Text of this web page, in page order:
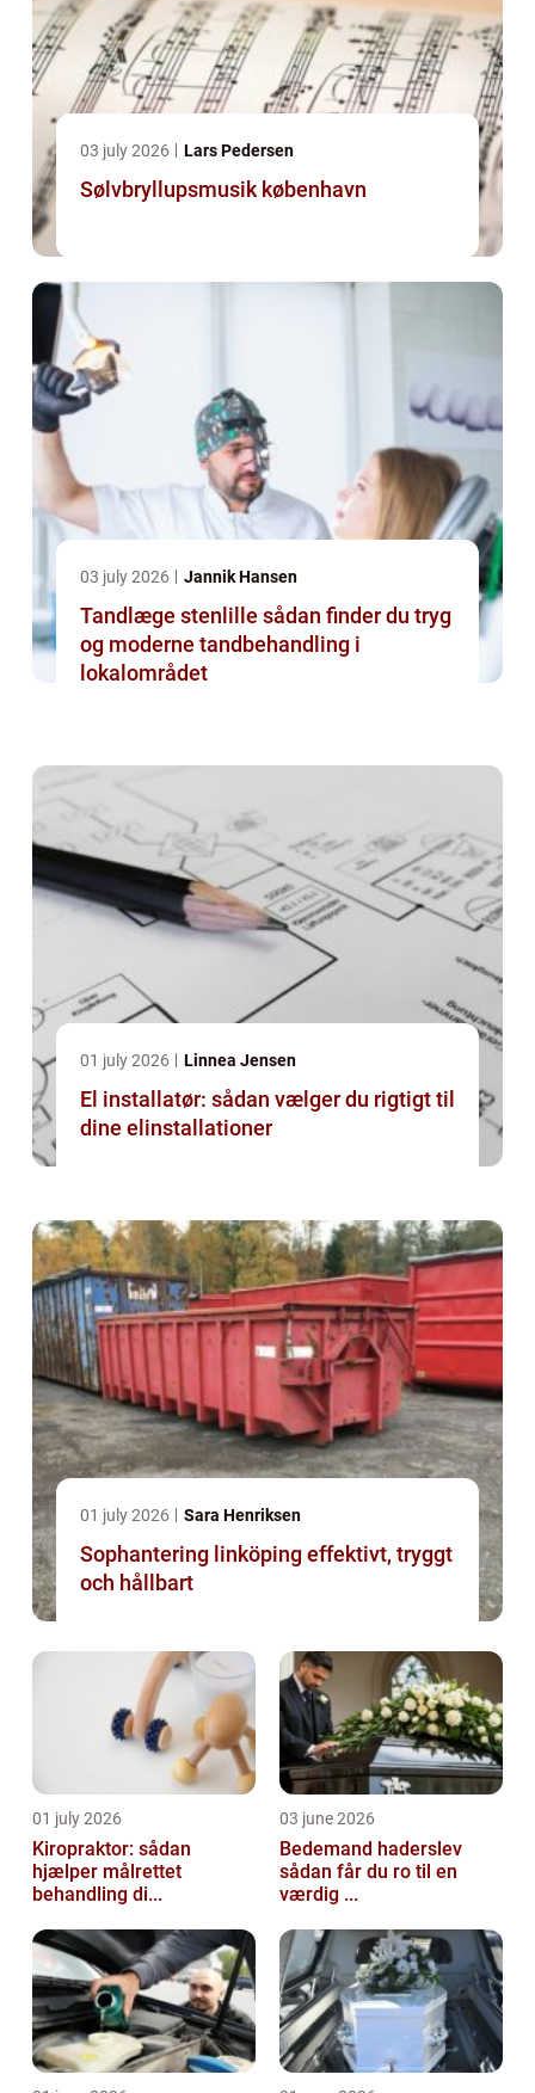
03 july 2026 Lars Pedersen
Sølvbryllupsmusik københavn
03 july 2026 Jannik Hansen
Tandlæge stenlille sådan finder du tryg
og moderne tandbehandling i
lokalområdet
01 july 2026 Linnea Jensen
El installatør: sådan vælger du rigtigt til
dine elinstallationer
01 july 2026 Sara Henriksen
Sophantering linköping effektivt, tryggt
och hållbart
01 july 2026
Kiropraktor: sådan
hjælper målrettet
behandling di...
03 june 2026
Bedemand haderslev
sådan får du ro til en
værdig ...